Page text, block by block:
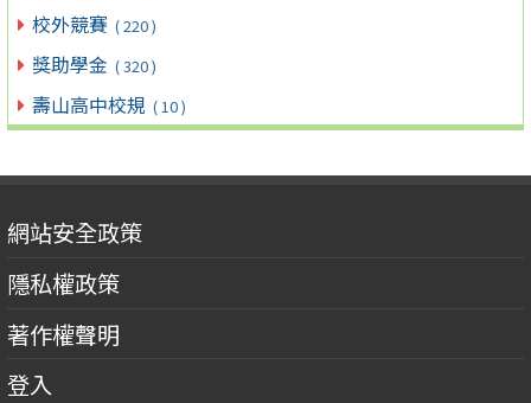
校外競賽 ( 220 )
獎助學金 ( 320 )
壽山高中校規 ( 10 )
網站安全政策
隱私權政策
著作權聲明
登入